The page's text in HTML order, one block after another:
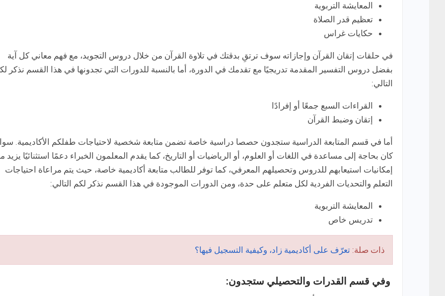
المعايشة التربوية
تعظيم قدر الصلاة
حكايات غراس
في حلقات إتقان القرآن وإجازاته سوف ترتقِ بدقتك في تلاوة القرآن من خلال دروس التجويد، مع فهم معاني كل آية
بفضل دروس التفسير المقدمة تدريجيًا مع تقدمك في الدورة، أما بالنسبة للدورات التي تجدونها في هذا القسم نذكر
التالي:
القراءات السبع جمعًا أو إفرادًا
إتقان وضبط القرآن
أما في قسم المتابعة الدراسية ستجدون حصصا دراسية خاصة تضمن متابعة شخصية لاحتياجات طفلكم الأكاديمية.
كان بحاجة إلى مساعدة في اللغات أو العلوم، أو الرياضيات أو التاريخ، كما يقدم المعلمون الخبراء دعمًا استثنائيًا يزيد
إمكانيات استيعابهم للدروس وتحصيلهم المعرفي، كما توفر للطالب متابعة أكاديمية خاصة، حيث يتم مراعاة احتياجات
التعلم والتحديات الفردية لكل متعلم على حدة، ومن الدورات الموجودة في هذا القسم نذكر لكم التالي:
المعايشة التربوية
تدريس خاص
ذات صلة: تعرّف على أكاديمية زاد، وكيفية التسجيل فيها؟
وفي قسم القدرات والتحصيلي ستجدون: